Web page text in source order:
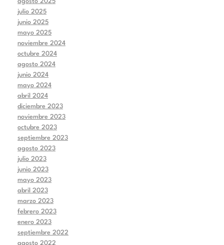
julio 2025
junio 2025
mayo 2025
noviembre 2024
octubre 2024
agosto 2024
junio 2024
mayo 2024
abril 2024
diciembre 2023
noviembre 2023
octubre 2023
septiembre 2023
agosto 2023
julio 2023
junio 2023
mayo 2023
abril 2023
marzo 2023
febrero 2023
enero 2023
septiembre 2022
agosto 2022